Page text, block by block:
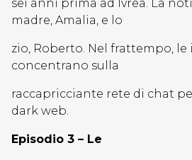
sei anni prima ad Ivrea. La
madre, Amalia, e lo
zio, Roberto. Nel frattempo,
concentrano sulla
raccapricciante rete di chat
dark web.
Episodio 3 – Le